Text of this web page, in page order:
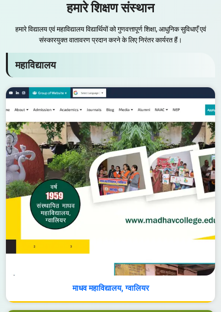
हमारे शिक्षण संस्थान
हमारे विद्यालय एवं महाविद्यालय विद्यार्थियों को गुणवत्तापूर्ण शिक्षा, आधुनिक सुविधाएँ एवं
संस्कारयुक्त वातावरण प्रदान करने के लिए निरंतर कार्यरत हैं।
महाविद्यालय
माधव महाविद्यालय, ग्वालियर